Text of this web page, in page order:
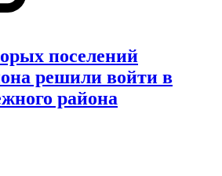
поселений
решили войти в
района